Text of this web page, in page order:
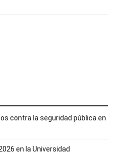
contra la seguridad pública en
en la Universidad